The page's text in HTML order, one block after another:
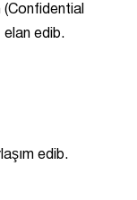
elan edib.
edib.